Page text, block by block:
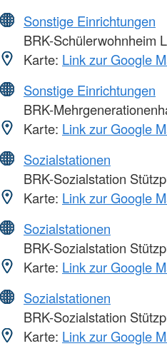
Sonstige Einrichtungen
BRK-Schülerwohnheim
Karte: Link zur Google
Sonstige Einrichtungen
BRK-
Karte: Link zur Google
Sozialstationen
BRK-Sozialstation
Karte: Link zur Google
Sozialstationen
BRK-Sozialstation
Karte: Link zur Google
Sozialstationen
BRK-Sozialstation
Karte: Link zur Google